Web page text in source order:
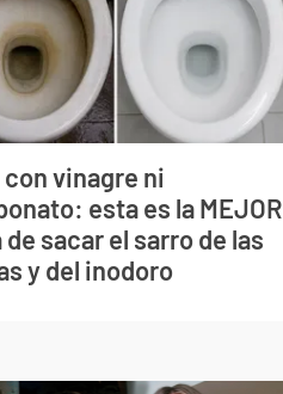
con vinagre ni
esta es la MEJOR
sacar el sarro de las
y del inodoro